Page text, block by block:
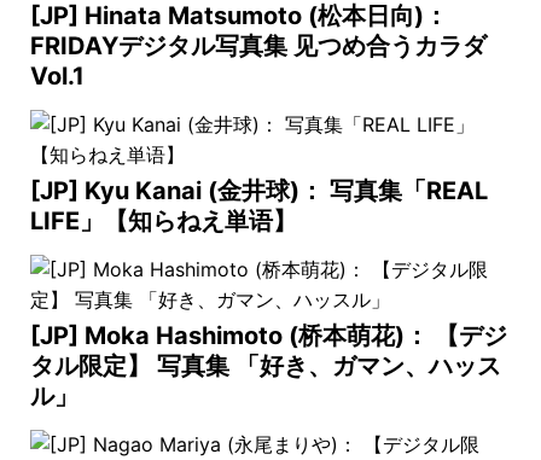
[JP] Hinata Matsumoto (松本日向)：
FRIDAYデジタル写真集 见つめ合うカラダ
Vol.1
[JP] Kyu Kanai (金井球)： 写真集「REAL
LIFE」【知らねえ単语】
[JP] Moka Hashimoto (桥本萌花)： 【デジ
タル限定】 写真集 「好き、ガマン、ハッス
ル」